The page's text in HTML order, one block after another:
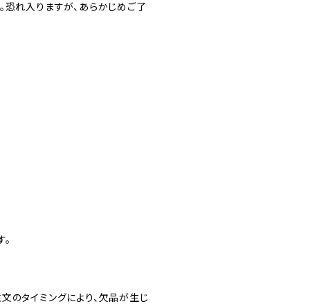
恐れ入りますが、あらかじめご了
のタイミングにより、欠品が生じ